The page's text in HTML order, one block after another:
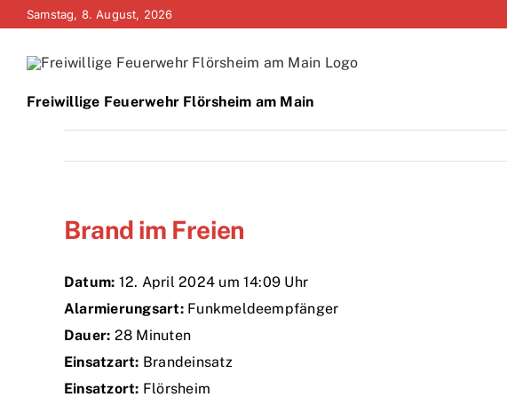
Zum
springen
Samstag, 8. August, 2026
Freiwillige Feuerwehr Flörsheim am Main
Brand im Freien
Datum: 12. April 2024 um 14:09 Uhr
Alarmierungsart:Funkmeldeempfänger
Dauer: 28 Minuten
Einsatzart: Brandeinsatz
Einsatzort: Flörsheim